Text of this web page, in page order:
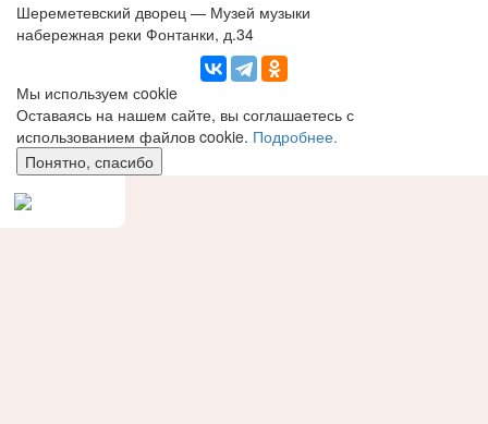
Шереметевский дворец — Музей музыки
набережная реки Фонтанки, д.34
Мы используем сookie
Оставаясь на нашем сайте, вы соглашаетесь с
использованием файлов cookie. Подробнее.
Понятно, спасибо